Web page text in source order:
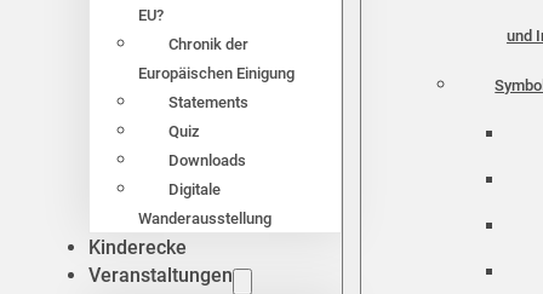
EU?
Chronik der
Europäischen Einigung
Statements
Quiz
Downloads
Digitale
Wanderausstellung
Kinderecke
Veranstaltungen
und